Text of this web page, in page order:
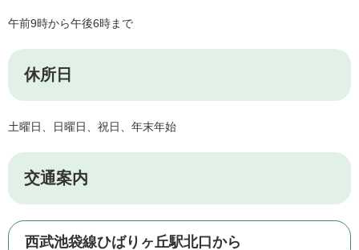
午前9時から午後6時まで
休所日
土曜日、日曜日、祝日、年末年始
交通案内
西武池袋線ひばりヶ丘駅北口から